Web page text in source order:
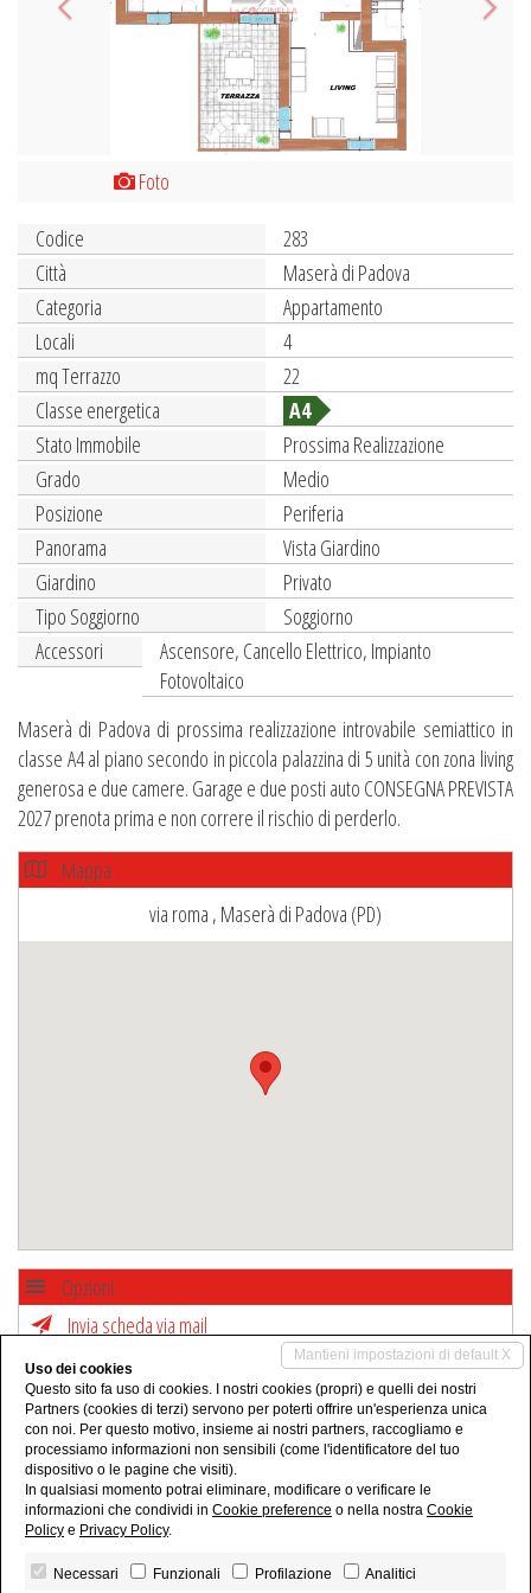
Foto
Codice
283
Città
Maserà di Padova
Categoria
Appartamento
Locali
4
mq Terrazzo
22
Classe energetica
A4
Stato Immobile
Prossima Realizzazione
Grado
Medio
Posizione
Periferia
Panorama
Vista Giardino
Giardino
Privato
Tipo Soggiorno
Soggiorno
Accessori
Ascensore, Cancello Elettrico, Impianto
Fotovoltaico
Maserà di Padova di prossima realizzazione introvabile semiattico in
classe A4 al piano secondo in piccola palazzina di 5 unità con zona living
generosa e due camere. Garage e due posti auto CONSEGNA PREVISTA
2027 prenota prima e non correre il rischio di perderlo.
Mappa
via roma , Maserà di Padova (PD)
Opzioni
Invia scheda via mail
Condividi
La Coccinella Studio Immobiliare di Barbara Pozziani - P.IVA 03963900281
Mantieni impostazioni di default X
Uso dei cookies
Questo sito fa uso di cookies. I nostri cookies (propri) e quelli dei nostri
Partners (cookies di terzi) servono per poterti offrire un'esperienza unica
con noi. Per questo motivo, insieme ai nostri partners, raccogliamo e
processiamo informazioni non sensibili (come l'identificatore del tuo
dispositivo o le pagine che visiti).
In qualsiasi momento potrai eliminare, modificare o verificare le
informazioni che condividi in Cookie preference o nella nostra Cookie
Policy e Privacy Policy.
Necessari Funzionali Profilazione Analitici